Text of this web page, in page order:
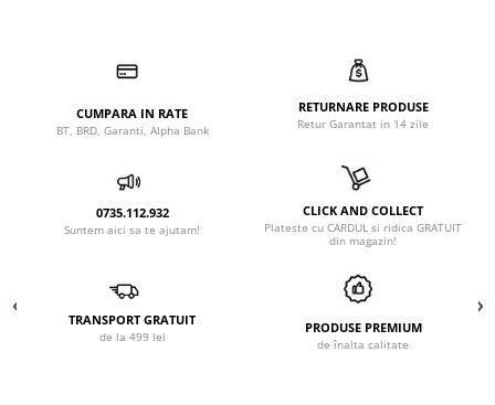
CUMPARA IN RATE
BT, BRD, Garanti, Alpha Bank
RETURNARE PRODUSE
Retur Garantat in 14 zile
0735.112.932
Suntem aici sa te ajutam!
CLICK AND COLLECT
Plateste cu CARDUL si ridica GRATUIT
din magazin!
TRANSPORT GRATUIT
de la 499 lei
PRODUSE PREMIUM
de înalta calitate